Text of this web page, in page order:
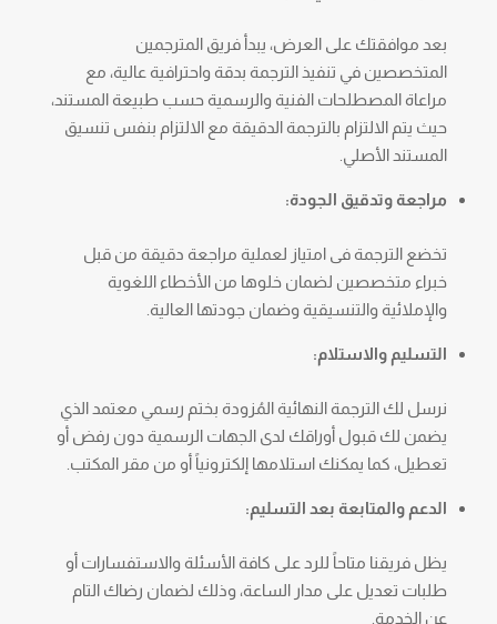
بعد موافقتك على العرض، يبدأ فريق المترجمين
المتخصصين في تنفيذ الترجمة بدقة واحترافية عالية، مع
مراعاة المصطلحات الفنية والرسمية حسب طبيعة المستند،
حيث يتم الالتزام بالترجمة الدقيقة مع الالتزام بنفس تنسيق
المستند الأصلي.
مراجعة وتدقيق الجودة:
تخضع الترجمة فى امتياز لعملية مراجعة دقيقة من قبل
خبراء متخصصين لضمان خلوها من الأخطاء اللغوية
والإملائية والتنسيقية وضمان جودتها العالية.
التسليم والاستلام:
نرسل لك الترجمة النهائية المُزودة بختم رسمي معتمد الذي
يضمن لك قبول أوراقك لدى الجهات الرسمية دون رفض أو
تعطيل، كما يمكنك استلامها إلكترونياً أو من مقر المكتب.
الدعم والمتابعة بعد التسليم:
يظل فريقنا متاحاً للرد على كافة الأسئلة والاستفسارات أو
طلبات تعديل على مدار الساعة، وذلك لضمان رضاك التام
عن الخدمة.